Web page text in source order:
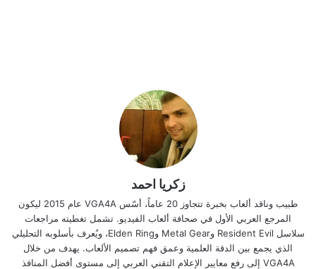
زكريا احمد
طبيب وناقد ألعاب بخبرة تتجاوز 20 عاماً، أسّس VGA4A عام 2015 ليكون
المرجع العربي الأول في صحافة ألعاب الفيديو. تشمل تغطيته مراجعات
سلاسل Resident Evil وMetal Gear وElden Ring، ويُعرف بأسلوبه التحليلي
الذي يجمع بين الدقة العلمية وعمق فهم تصميم الألعاب. يهدف من خلال
VGA4A إلى رفع معايير الإعلام التقني العربي إلى مستوى أفضل المنافذ